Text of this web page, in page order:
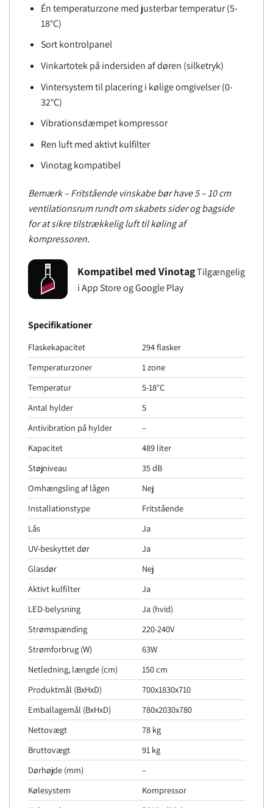
Én temperaturzone med justerbar temperatur (5-
18°C)
Sort kontrolpanel
Vinkartotek på indersiden af ​​døren (silketryk)
Vintersystem til placering i kølige omgivelser (0-
32°C)
Vibrationsdæmpet kompressor
Ren luft med aktivt kulfilter
Vinotag kompatibel
Bemærk – Fritstående vinskabe bør have 5 – 10 cm
ventilationsrum rundt om skabets sider og bagside
for at sikre tilstrækkelig luft til køling af
kompressoren.
Kompatibel med VinotagTilgængelig
i App Store og Google Play
Specifikationer
Flaskekapacitet
294 flasker
Temperaturzoner
1 zone
Temperatur
5-18°C
Antal hylder
5
Antivibration på hylder
–
Kapacitet
489 liter
Støjniveau
35 dB
Omhængsling af lågen
Nej
Installationstype
Fritstående
Lås
Ja
UV-beskyttet dør
Ja
Glasdør
Nej
Aktivt kulfilter
Ja
LED-belysning
Ja (hvid)
Strømspænding
220-240V
Strømforbrug (W)
63W
Netledning, længde (cm)
150 cm
Produktmål (BxHxD)
700x1830x710
Emballagemål (BxHxD)
780x2030x780
Nettovægt
78 kg
Bruttovægt
91 kg
Dørhøjde (mm)
–
Kølesystem
Kompressor